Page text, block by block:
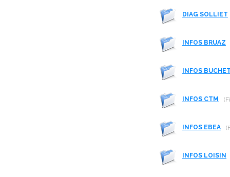
DIAG SOLLIET
INFOS BRUAZ
INFOS
INFOS CTM
INFOS EBEA
INFOS LOISIN